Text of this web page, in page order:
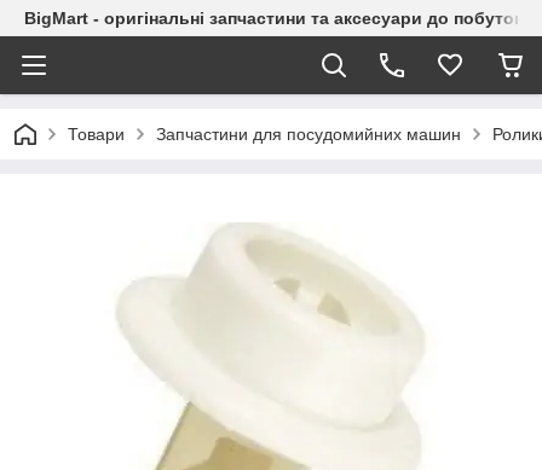
BigMart - оригінальні запчастини та аксесуари до побутової
Товари Запчастини для посудомийних машин